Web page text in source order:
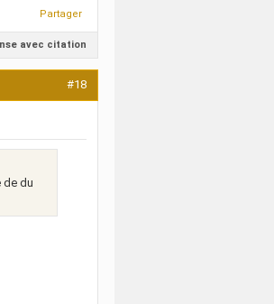
Partager
avec citation
#18
de du